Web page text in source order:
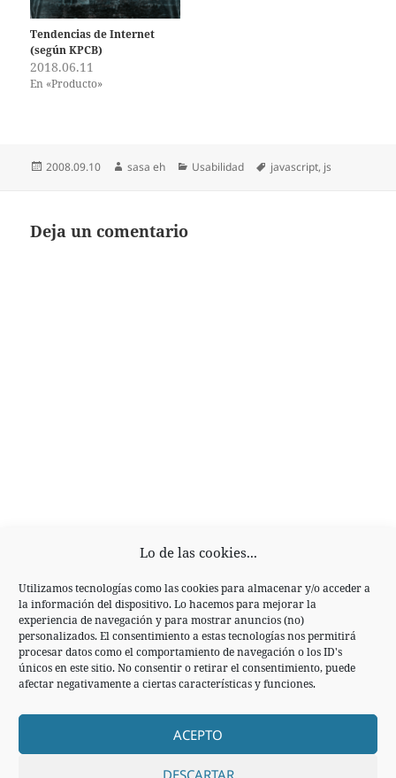
Lo de las cookies...
Utilizamos tecnologías como las cookies para almacenar y/o acceder a
la información del dispositivo. Lo hacemos para mejorar la
experiencia de navegación y para mostrar anuncios (no)
personalizados. El consentimiento a estas tecnologías nos permitirá
procesar datos como el comportamiento de navegación o los ID's
únicos en este sitio. No consentir o retirar el consentimiento, puede
afectar negativamente a ciertas características y funciones.
ACEPTO
DESCARTAR
Tendencias de Internet
(según KPCB)
2018.06.11
En «Producto»
Publicado
2008.09.10 Autor
sasa eh Categorías
Usabilidad Etiquetas
javascript, js
Deja un comentario
Navegación
Entrada
La «inexistente» burbuja 2.0